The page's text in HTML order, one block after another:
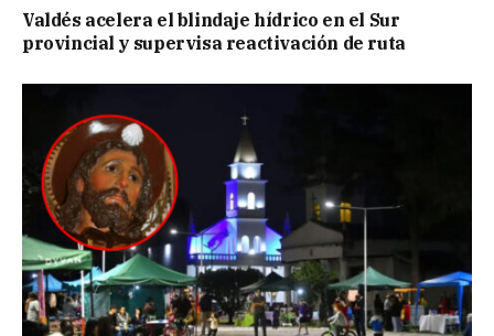
Valdés acelera el blindaje hídrico en el Sur
provincial y supervisa reactivación de ruta